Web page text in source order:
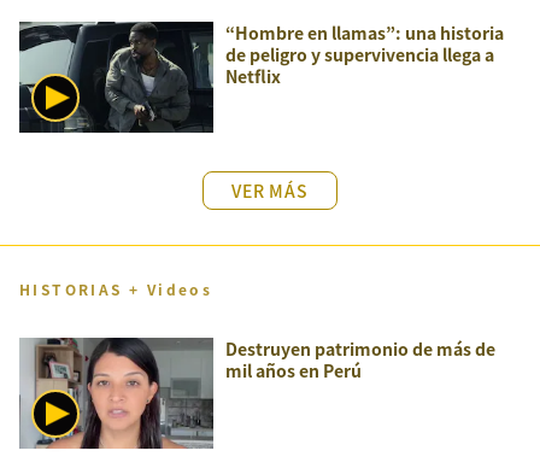
“Hombre en llamas”: una historia
de peligro y supervivencia llega a
Netflix
VER MÁS
HISTORIAS + Videos
Destruyen patrimonio de más de
mil años en Perú